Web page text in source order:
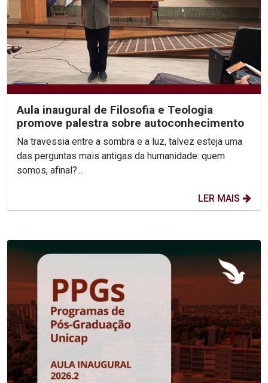
Aula inaugural de Filosofia e Teologia
promove palestra sobre autoconhecimento
Na travessia entre a sombra e a luz, talvez esteja uma
das perguntas mais antigas da humanidade: quem
somos, afinal?...
LER MAIS